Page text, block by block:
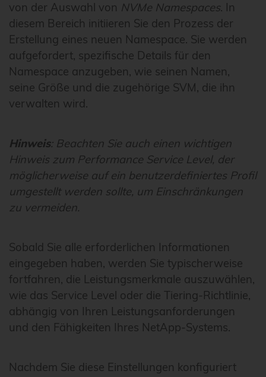
von der Auswahl von NVMe Namespaces. In
diesem Bereich initiieren Sie den Prozess der
Erstellung eines neuen Namespace. Sie werden
aufgefordert, spezifische Details für den
Namespace anzugeben, wie seinen Namen,
seine Größe und die zugehörige SVM, die ihn
verwalten wird.
Hinweis: Beachten Sie auch einen wichtigen
Hinweis zum Performance Service Level, der
möglicherweise auf ein benutzerdefiniertes Profil
umgestellt werden sollte, um Einschränkungen
zu vermeiden.
Sobald Sie alle erforderlichen Informationen
eingegeben haben, werden Sie typischerweise
fortfahren, die Leistungsmerkmale auszuwählen,
wie das Service Level oder die Tiering-Richtlinie,
abhängig von Ihren Leistungsanforderungen
und den Fähigkeiten Ihres NetApp-Systems.
Nachdem Sie diese Einstellungen konfiguriert